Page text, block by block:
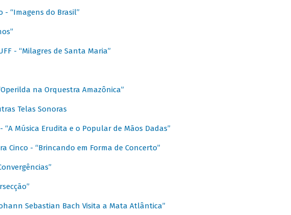
- “Imagens do Brasil”
- “Milagres de Santa Maria”
na Orquestra Amazônica”
Telas Sonoras
“A Música Erudita e o Popular de Mãos Dadas”
Cinco - “Brincando em Forma de Concerto”
Sebastian Bach Visita a Mata Atlântica”